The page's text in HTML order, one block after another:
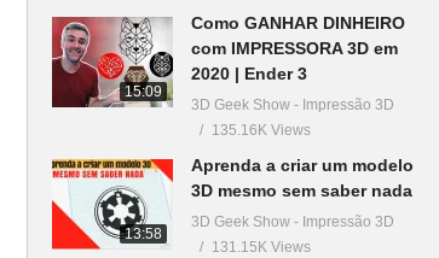
15:09
Como GANHAR DINHEIRO
com IMPRESSORA 3D em
2020 | Ender 3
3D Geek Show - Impressão 3D
135.16K Views
13:58
Aprenda a criar um modelo
3D mesmo sem saber nada
3D Geek Show - Impressão 3D
131.15K Views